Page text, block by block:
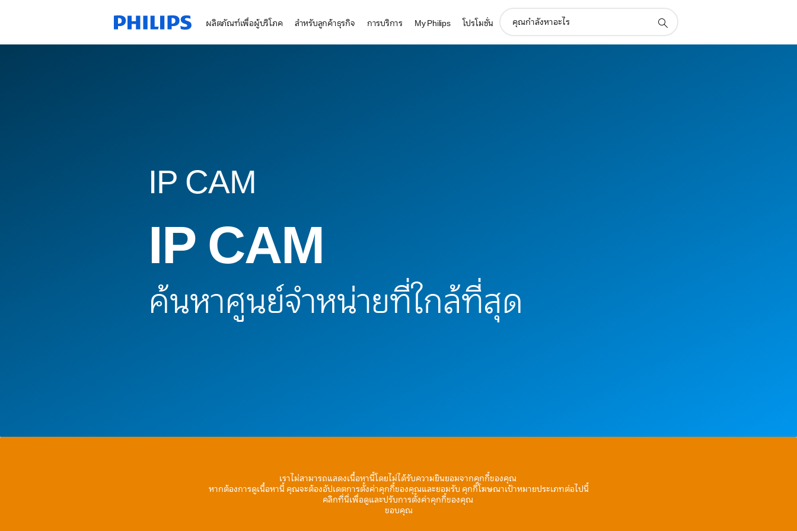
ผลิตภัณฑ์เพื่อผู้บริโภค สำหรับลูกค้าธุรกิจ การบริการ My Philips โปรโมชั่น
search
IP CAM
IP CAM
ค้นหาศูนย์จำหน่ายที่ใกล้ที่สุด
เราไม่สามารถแสดงเนื้อหานี้โดยไม่ได้รับความยินยอมจากคุกกี้ของคุณ
หากต้องการดูเนื้อหานี้ คุณจะต้องอัปเดตการตั้งค่าคุกกี้ของคุณและยอมรับ คุกกี้โฆษณาเป้าหมายประเภทต่อไปนี้
คลิกที่นี่เพื่อดูและปรับการตั้งค่าคุกกี้ของคุณ
ขอบคุณ